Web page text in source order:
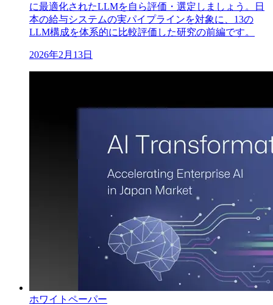
に最適化されたLLMを自ら評価・選定しましょう。日
本の給与システムの実パイプラインを対象に、13の
LLM構成を体系的に比較評価した研究の前編です。
2026年2月13日
ホワイトペーパー